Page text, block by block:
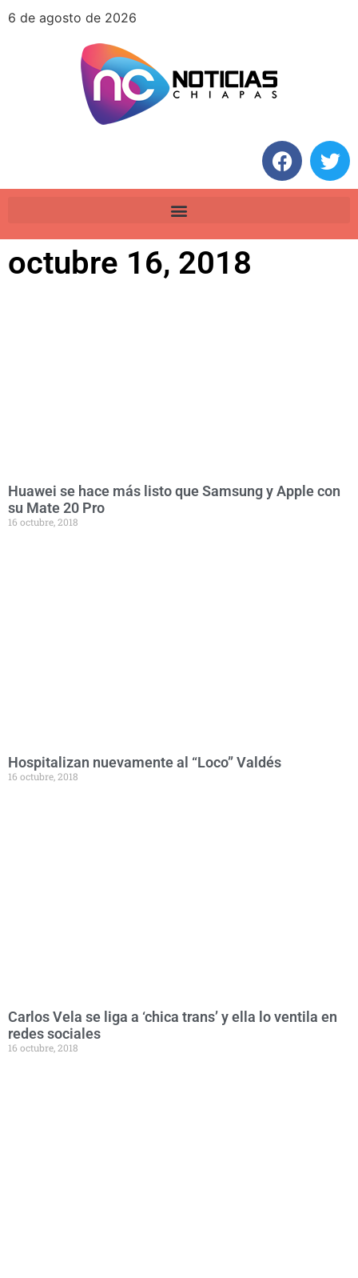
6 de agosto de 2026
octubre 16, 2018
Huawei se hace más listo que Samsung y Apple con
su Mate 20 Pro
16 octubre, 2018
Hospitalizan nuevamente al “Loco” Valdés
16 octubre, 2018
Carlos Vela se liga a ‘chica trans’ y ella lo ventila en
redes sociales
16 octubre, 2018